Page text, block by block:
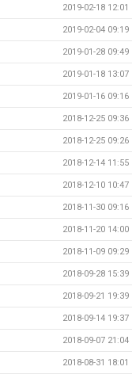
2019-02-18 12:01
2019-02-04 09:19
2019-01-28 09:49
2019-01-18 13:07
2019-01-16 09:16
2018-12-25 09:36
2018-12-25 09:26
2018-12-14 11:55
2018-12-10 10:47
2018-11-30 09:16
2018-11-20 14:00
2018-11-09 09:29
2018-09-28 15:39
2018-09-21 19:39
2018-09-14 19:37
2018-09-07 21:04
2018-08-31 18:01